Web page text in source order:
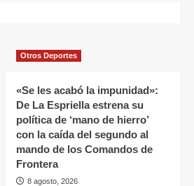
Otros Deportes
«Se les acabó la impunidad»:
De La Espriella estrena su
política de ‘mano de hierro’
con la caída del segundo al
mando de los Comandos de
Frontera
8 agosto, 2026